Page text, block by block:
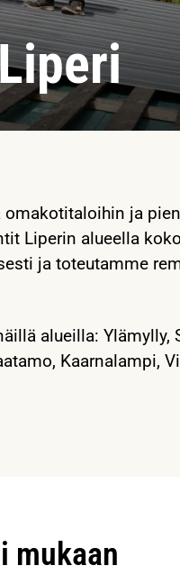
ja
Liperin alueella
ja toteutamme
alueilla: Ylämylly,
Kaarnalampi,
mukaan